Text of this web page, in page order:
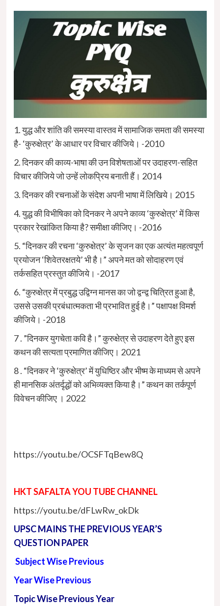
1. युद्ध और शांति की समस्या वास्तव में सामाजिक समता की समस्या
है- ‘कुरुक्षेत्र’ के आधार पर विचार कीजिये। -2010
2. दिनकर की काव्य-भाषा की उन विशेषताओं पर उदाहरण-सहित
विचार कीजिये जो उन्हें लोकप्रिय बनाती हैं। 2014
3. दिनकर की रचनाओं के संदेश अपनी भाषा में लिखिये। 2015
4. युद्ध की विभीषिका को दिनकर ने अपने काव्य ‘कुरुक्षेत्र’ में किस
प्रकार रेखांकित किया है? समीक्षा कीजिए। -2016
5. “दिनकर की रचना ‘कुरुक्षेत्र’ के सृजन का एक अत्यंत महत्वपूर्ण
प्रयोजन ‘शिवेतरक्षतये’ भी है।” अपने मत को सोदाहरण एवं
तर्कसहित प्रस्तुत कीजिये। -2017
6. “कुरुक्षेत्र में प्रबुद्ध उद्विग्न मानस का जो द्वन्द्व चित्रित हुआ है,
उससे उसकी प्रबंधात्मकता भी प्रभावित हुई है।” पक्षापक्ष विमर्श
कीजिये। -2018
7 . ”दिनकर युगचेता कवि है।” कुरुक्षेत्र से उदाहरण देते हुए इस
कथन की सत्यता प्रमाणित कीजिए। 2021
8 . “दिनकर ने ‘कुरुक्षेत्र’ में युधिष्ठिर और भीष्म के माध्यम से अपने
ही मानसिक अंतर्दृद्धों को अभिव्यक्त किया है।” कथन का तर्कपूर्ण
विवेचन कीजिए । 2022
https://youtu.be/OCSFTqBew8Q
HKT SAFALTA YOU TUBE CHANNEL
https://youtu.be/dFLwRw_okDk
UPSC MAINS THE PREVIOUS YEAR’S
QUESTION PAPER
Subject Wise Previous
Year Wise Previous
Topic Wise Previous Year